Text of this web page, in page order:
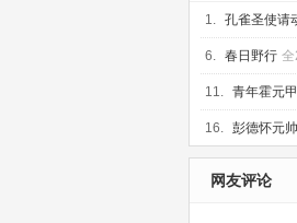
1. 孔雀圣使请
6. 春日野行 全
11. 青年霍元
结
16. 彭德怀元帅
网友评论